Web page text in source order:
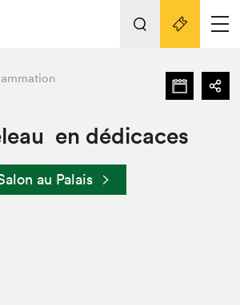
visite au Salon
Nos activités
et en ligne
en dédicaces
au Palais